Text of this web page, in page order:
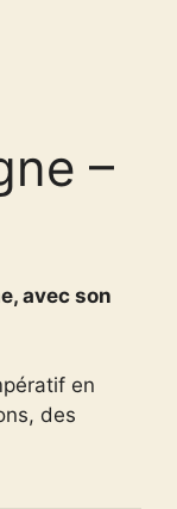
–
avec son
en
des